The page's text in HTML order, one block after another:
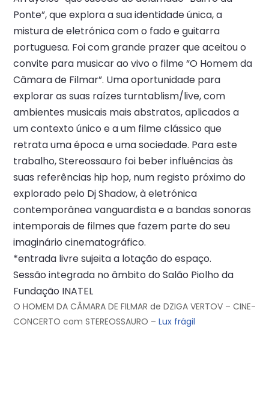
Ponte”, que explora a sua identidade única, a
mistura de eletrónica com o fado e guitarra
portuguesa. Foi com grande prazer que aceitou o
convite para musicar ao vivo o filme “O Homem da
Câmara de Filmar”. Uma oportunidade para
explorar as suas raízes turntablism/live, com
ambientes musicais mais abstratos, aplicados a
um contexto único e a um filme clássico que
retrata uma época e uma sociedade. Para este
trabalho, Stereossauro foi beber influências às
suas referências hip hop, num registo próximo do
explorado pelo Dj Shadow, à eletrónica
contemporânea vanguardista e a bandas sonoras
intemporais de filmes que fazem parte do seu
imaginário cinematográfico.
*entrada livre sujeita a lotação do espaço.
Sessão integrada no âmbito do Salão Piolho da
Fundação INATEL
O HOMEM DA CÂMARA DE FILMAR de DZIGA VERTOV – CINE-
CONCERTO com STEREOSSAURO – Lux frágil